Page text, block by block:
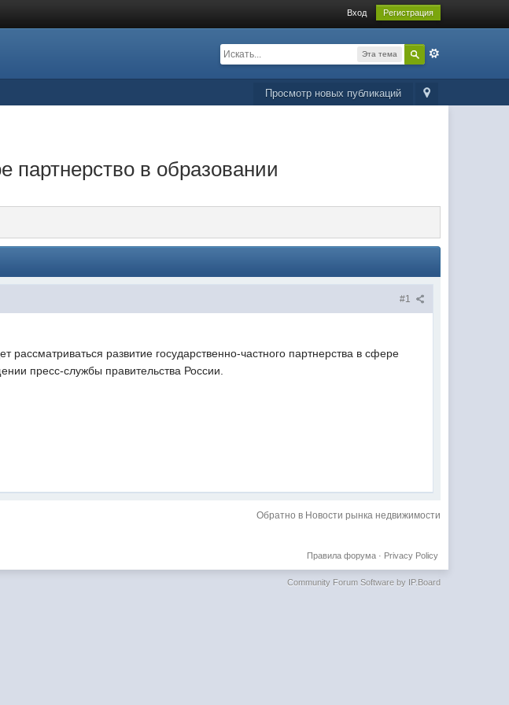
Вход Регистрация
Эта тема
Просмотр новых публикаций
партнерство в образовании
#1
развитие государственно-частного партнерства в сфере
пресс-службы правительства России.
Обратно в Новости рынка недвижимости
Privacy Policy
Правила форума·
Community Forum Software by IP.Board